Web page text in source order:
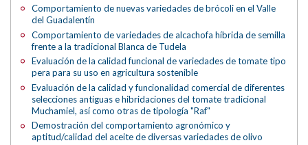
Comportamiento de nuevas variedades de brócoli en el Valle
del Guadalentín
Comportamiento de variedades de alcachofa híbrida de semilla
frente a la tradicional Blanca de Tudela
Evaluación de la calidad funcional de variedades de tomate tipo
pera para su uso en agricultura sostenible
Evaluación de la calidad y funcionalidad comercial de diferentes
selecciones antiguas e hibridaciones del tomate tradicional
Muchamiel, así como otras de tipología "Raf"
Demostración del comportamiento agronómico y
aptitud/calidad del aceite de diversas variedades de olivo